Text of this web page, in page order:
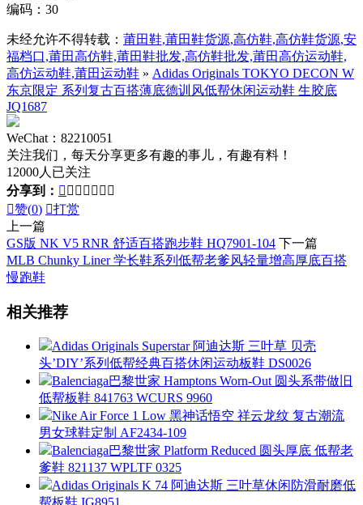
编码：30
未经允许不得转载： 莆田鞋,莆田鞋货源,高仿鞋,高仿鞋货源,安
福档口,莆田高仿鞋,莆田鞋批发,高仿鞋批发,莆田高仿运动鞋,
高仿运动鞋,莆田运动鞋 » Adidas Originals TOKYO DECON W
东京限定 系列复古百搭薄底德训风低帮休闲运动鞋 生胶底
JQ1687
WeChat：82210051
关注我们，每天分享更多有趣的事儿，有趣有料！
12000人已关注
分享到：       
赞(0) 打赏
上一篇
GS版 NK V5 RNR 舒适百搭跑步鞋 HQ7901-104 下一篇
MLB Chunky Liner 学长鞋系列低帮老爹风轻量增高厚底百搭
慢跑鞋
相关推荐
Adidas Originals Superstar 阿迪达斯 三叶草 贝壳
头’DIY’系列低帮经典百搭休闲运动板鞋 DS0026
Balenciaga巴黎世家 Hamptons Worn-Out 圆头系带做旧
低帮板鞋 841763 WCURS 9960
Nike Air Force 1 Low 黑神话悟空 祥云龙纹 复古潮流
男女球鞋定制 AF2434-109
Balenciaga巴黎世家 Platform Reduced 圆头厚底 低帮老
爹鞋 821137 WPLTF 0325
Adidas Originals K 74 阿迪达斯 三叶草休闲防滑耐磨低